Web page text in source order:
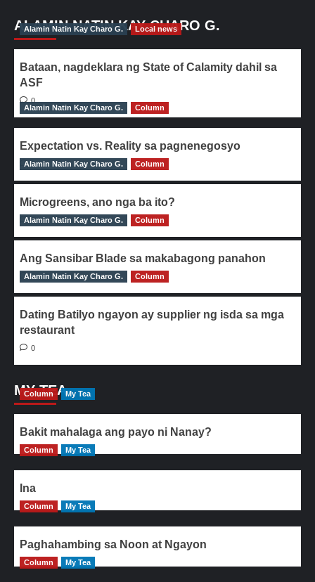
ALAMIN NATIN KAY CHARO G.
Alamin Natin Kay Charo G. Local news
Bataan, nagdeklara ng State of Calamity dahil sa
ASF
0
Alamin Natin Kay Charo G.
Column
Expectation vs. Reality sa pagnenegosyo
0
Alamin Natin Kay Charo G. Column
Microgreens, ano nga ba ito?
0
Alamin Natin Kay Charo G. Column
Ang Sansibar Blade sa makabagong panahon
0
Alamin Natin Kay Charo G. Column
Dating Batilyo ngayon ay supplier ng isda sa mga
restaurant
0
MY TEA
Column My Tea
Bakit mahalaga ang payo ni Nanay?
Column My Tea
Ina
Column My Tea
Paghahambing sa Noon at Ngayon
Column My Tea